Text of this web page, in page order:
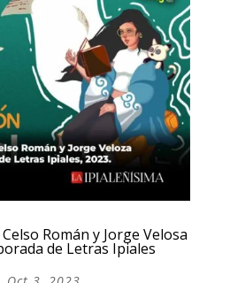
Román y Jorge Velosa
de Letras Ipiales